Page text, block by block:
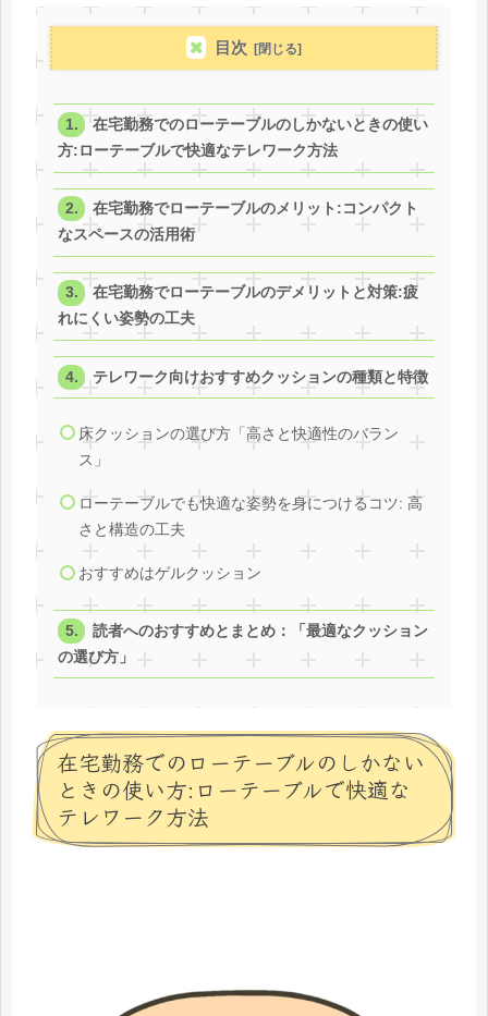
目次
在宅勤務でのローテーブルのしかないときの使い
方:ローテーブルで快適なテレワーク方法
在宅勤務でローテーブルのメリット:コンパクト
なスペースの活用術
在宅勤務でローテーブルのデメリットと対策:疲
れにくい姿勢の工夫
テレワーク向けおすすめクッションの種類と特徴
床クッションの選び方「高さと快適性のバラン
ス」
ローテーブルでも快適な姿勢を身につけるコツ: 高
さと構造の工夫
おすすめはゲルクッション
読者へのおすすめとまとめ：「最適なクッション
の選び方」
在宅勤務でのローテーブルのしかない
ときの使い方:ローテーブルで快適な
テレワーク方法